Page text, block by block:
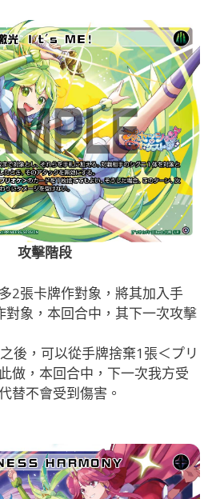
攻擊階段
2張卡牌作對象，將其加入手
對象，本回合中，其下一次攻擊
後，可以從手牌捨棄1張＜プリ
做，本回合中，下一次我方受
替不會受到傷害。